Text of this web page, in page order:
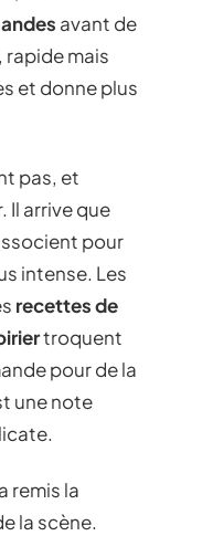
avant de
rapide mais
et donne plus
pas, et
Il arrive que
pour
intense. Les
recettes de
troquent
pour de la
une note
a remis la
la scène.